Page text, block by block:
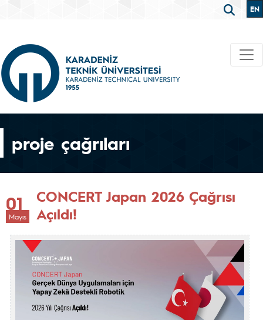
EN
proje çağrıları
01
Mayıs
CONCERT Japan 2026 Çağrısı
Açıldı!